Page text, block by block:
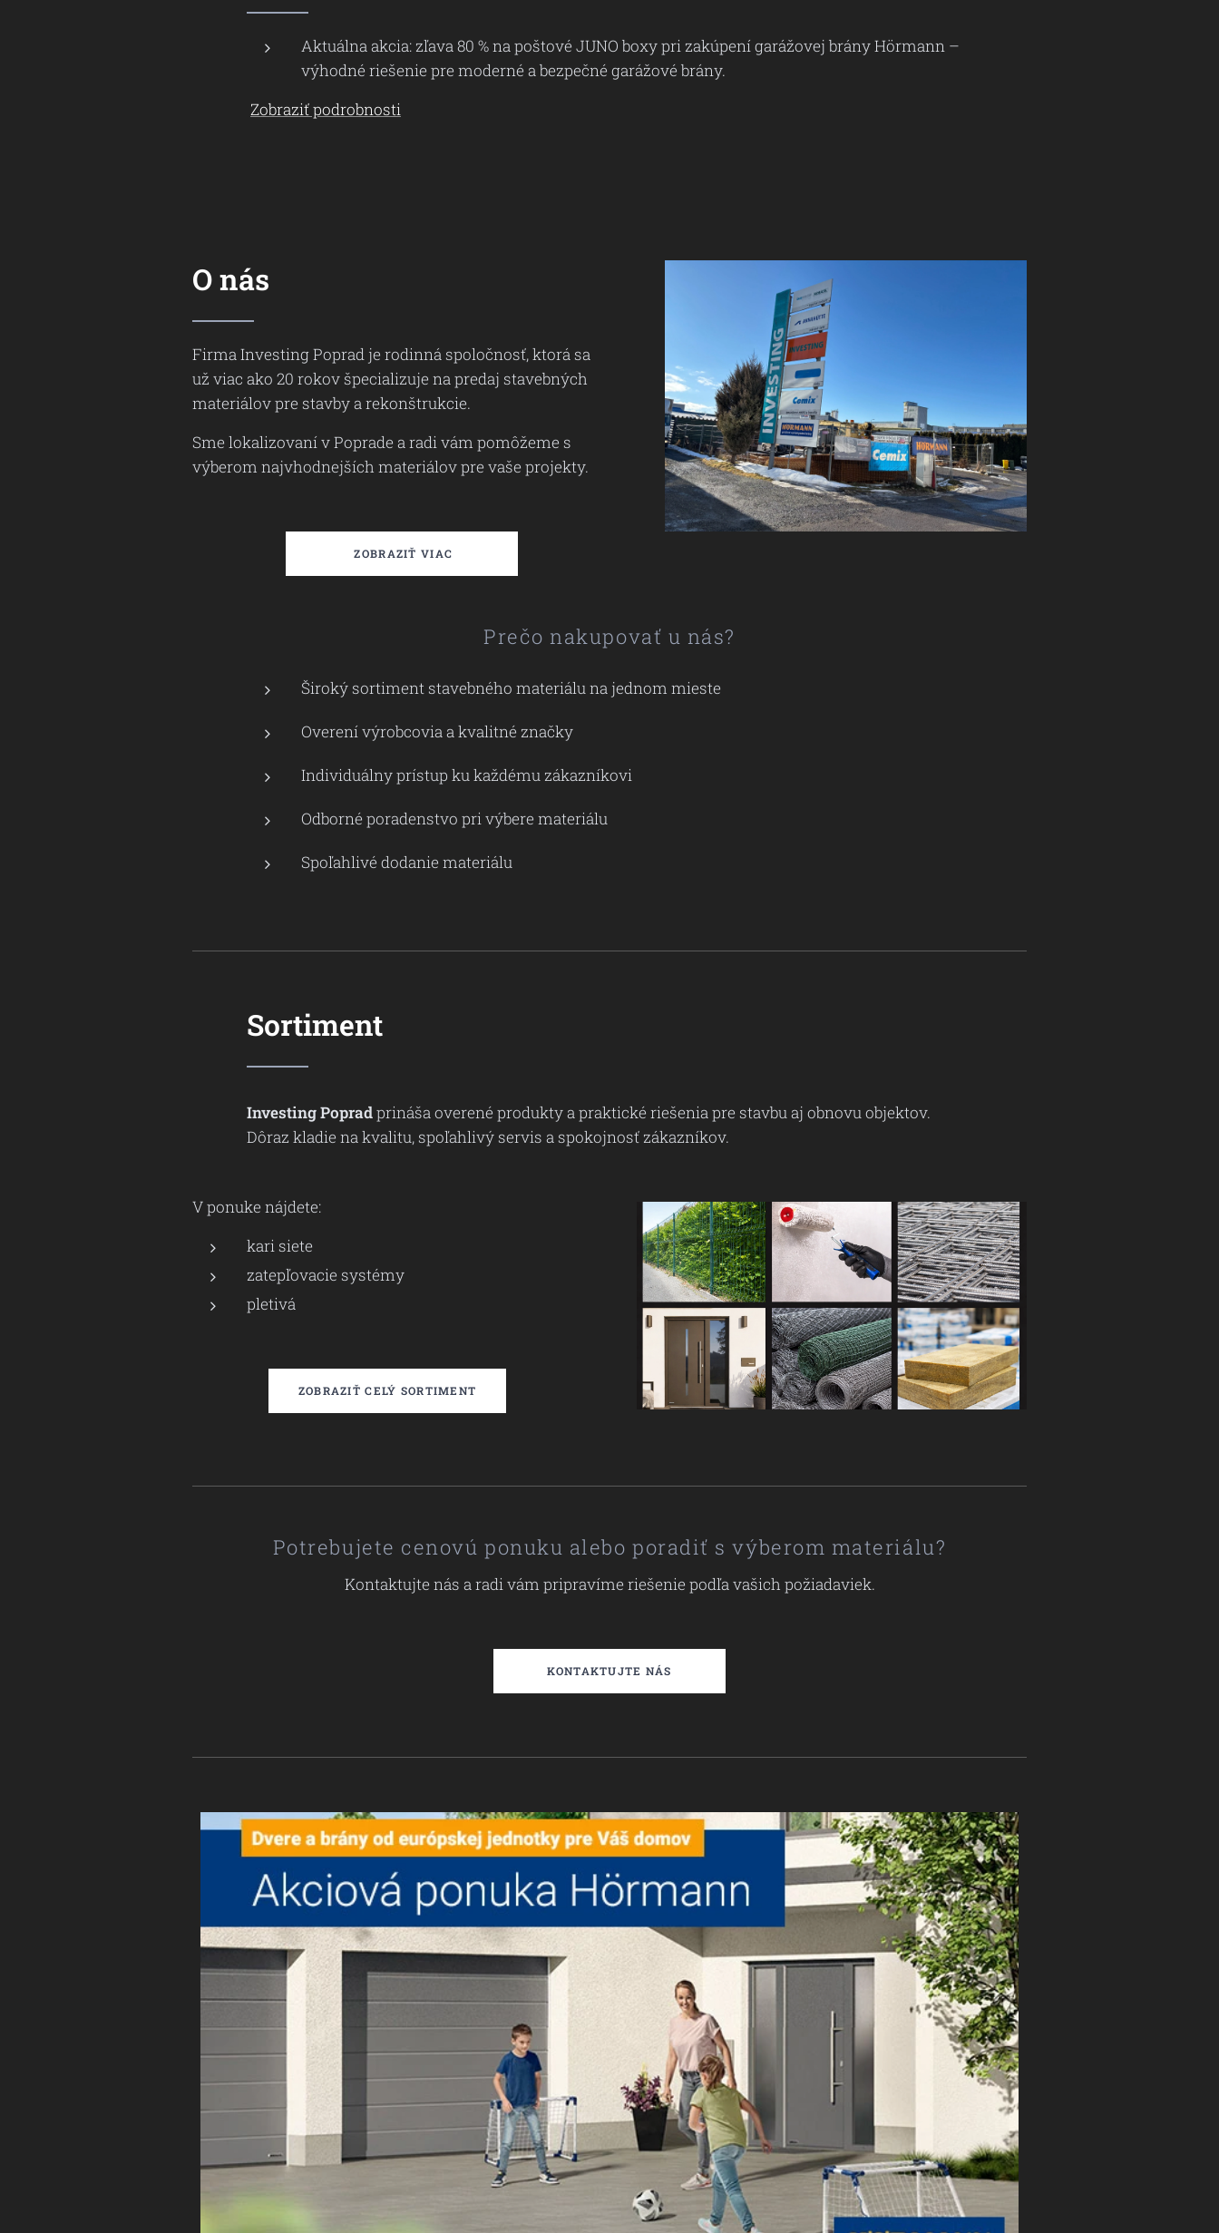
Aktuálna akcia: zľava 80 % na poštové JUNO boxy pri zakúpení garážovej brány Hörmann –
výhodné riešenie pre moderné a bezpečné garážové brány.
Zobraziť podrobnosti
O nás
Firma Investing Poprad je rodinná spoločnosť, ktorá sa
už viac ako 20 rokov špecializuje na predaj stavebných
materiálov pre stavby a rekonštrukcie.
Sme lokalizovaní v Poprade a radi vám pomôžeme s
výberom najvhodnejších materiálov pre vaše projekty.
ZOBRAZIŤ VIAC
Prečo nakupovať u nás?
Široký sortiment stavebného materiálu na jednom mieste
Overení výrobcovia a kvalitné značky
Individuálny prístup ku každému zákazníkovi
Odborné poradenstvo pri výbere materiálu
Spoľahlivé dodanie materiálu
Sortiment
Investing Popradprináša overené produkty a praktické riešenia pre stavbu aj obnovu objektov.
Dôraz kladie na kvalitu, spoľahlivý servis a spokojnosť zákazníkov.
V ponuke nájdete:
kari siete
zatepľovacie systémy
pletivá
ZOBRAZIŤ CELÝ SORTIMENT
Potrebujete cenovú ponuku alebo poradiť s výberom materiálu?
Kontaktujte nás a radi vám pripravíme riešenie podľa vašich požiadaviek.
KONTAKTUJTE NÁS